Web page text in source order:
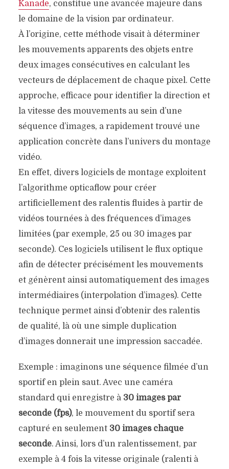
Kanade, constitue une avancée majeure dans
le domaine de la vision par ordinateur.
À l’origine, cette méthode visait à déterminer
les mouvements apparents des objets entre
deux images consécutives en calculant les
vecteurs de déplacement de chaque pixel. Cette
approche, efficace pour identifier la direction et
la vitesse des mouvements au sein d’une
séquence d’images, a rapidement trouvé une
application concrète dans l’univers du montage
vidéo.
En effet, divers logiciels de montage exploitent
l’algorithme opticaflow pour créer
artificiellement des ralentis fluides à partir de
vidéos tournées à des fréquences d’images
limitées (par exemple, 25 ou 30 images par
seconde). Ces logiciels utilisent le flux optique
afin de détecter précisément les mouvements
et génèrent ainsi automatiquement des images
intermédiaires (interpolation d’images). Cette
technique permet ainsi d’obtenir des ralentis
de qualité, là où une simple duplication
d’images donnerait une impression saccadée.
Exemple : imaginons une séquence filmée d’un
sportif en plein saut. Avec une caméra
standard qui enregistre à 30 images par
seconde (fps), le mouvement du sportif sera
capturé en seulement 30 images chaque
seconde. Ainsi, lors d’un ralentissement, par
exemple à 4 fois la vitesse originale (ralenti à